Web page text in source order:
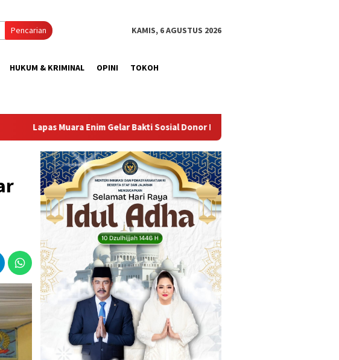
Pencarian KAMIS, 6 AGUSTUS 2026
HUKUM & KRIMINAL OPINI TOKOH
Sosial Donor Darah dalam Rangka Memperingati HUT ke-81 Republik